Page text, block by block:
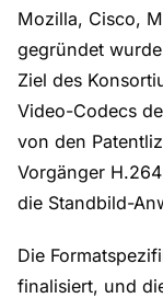
Mozilla, Cisco,
gegründet
Ziel des
Video-Codecs
von den
Vorgänger
die Standbild-
Die
finalisiert, und